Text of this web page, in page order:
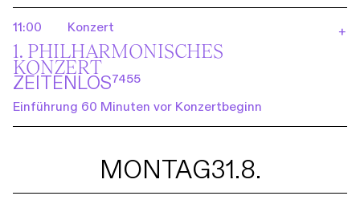
11:00 Konzert
1. PHILHARMO­NISCHES
KONZERT
ZEITENLOS⁷⁴⁵⁵
Einführung 60 Minuten vor Konzertbeginn
+
MONTAG31.8.